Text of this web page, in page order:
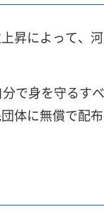
昇によって、
で身を守るす
体に無償で配布